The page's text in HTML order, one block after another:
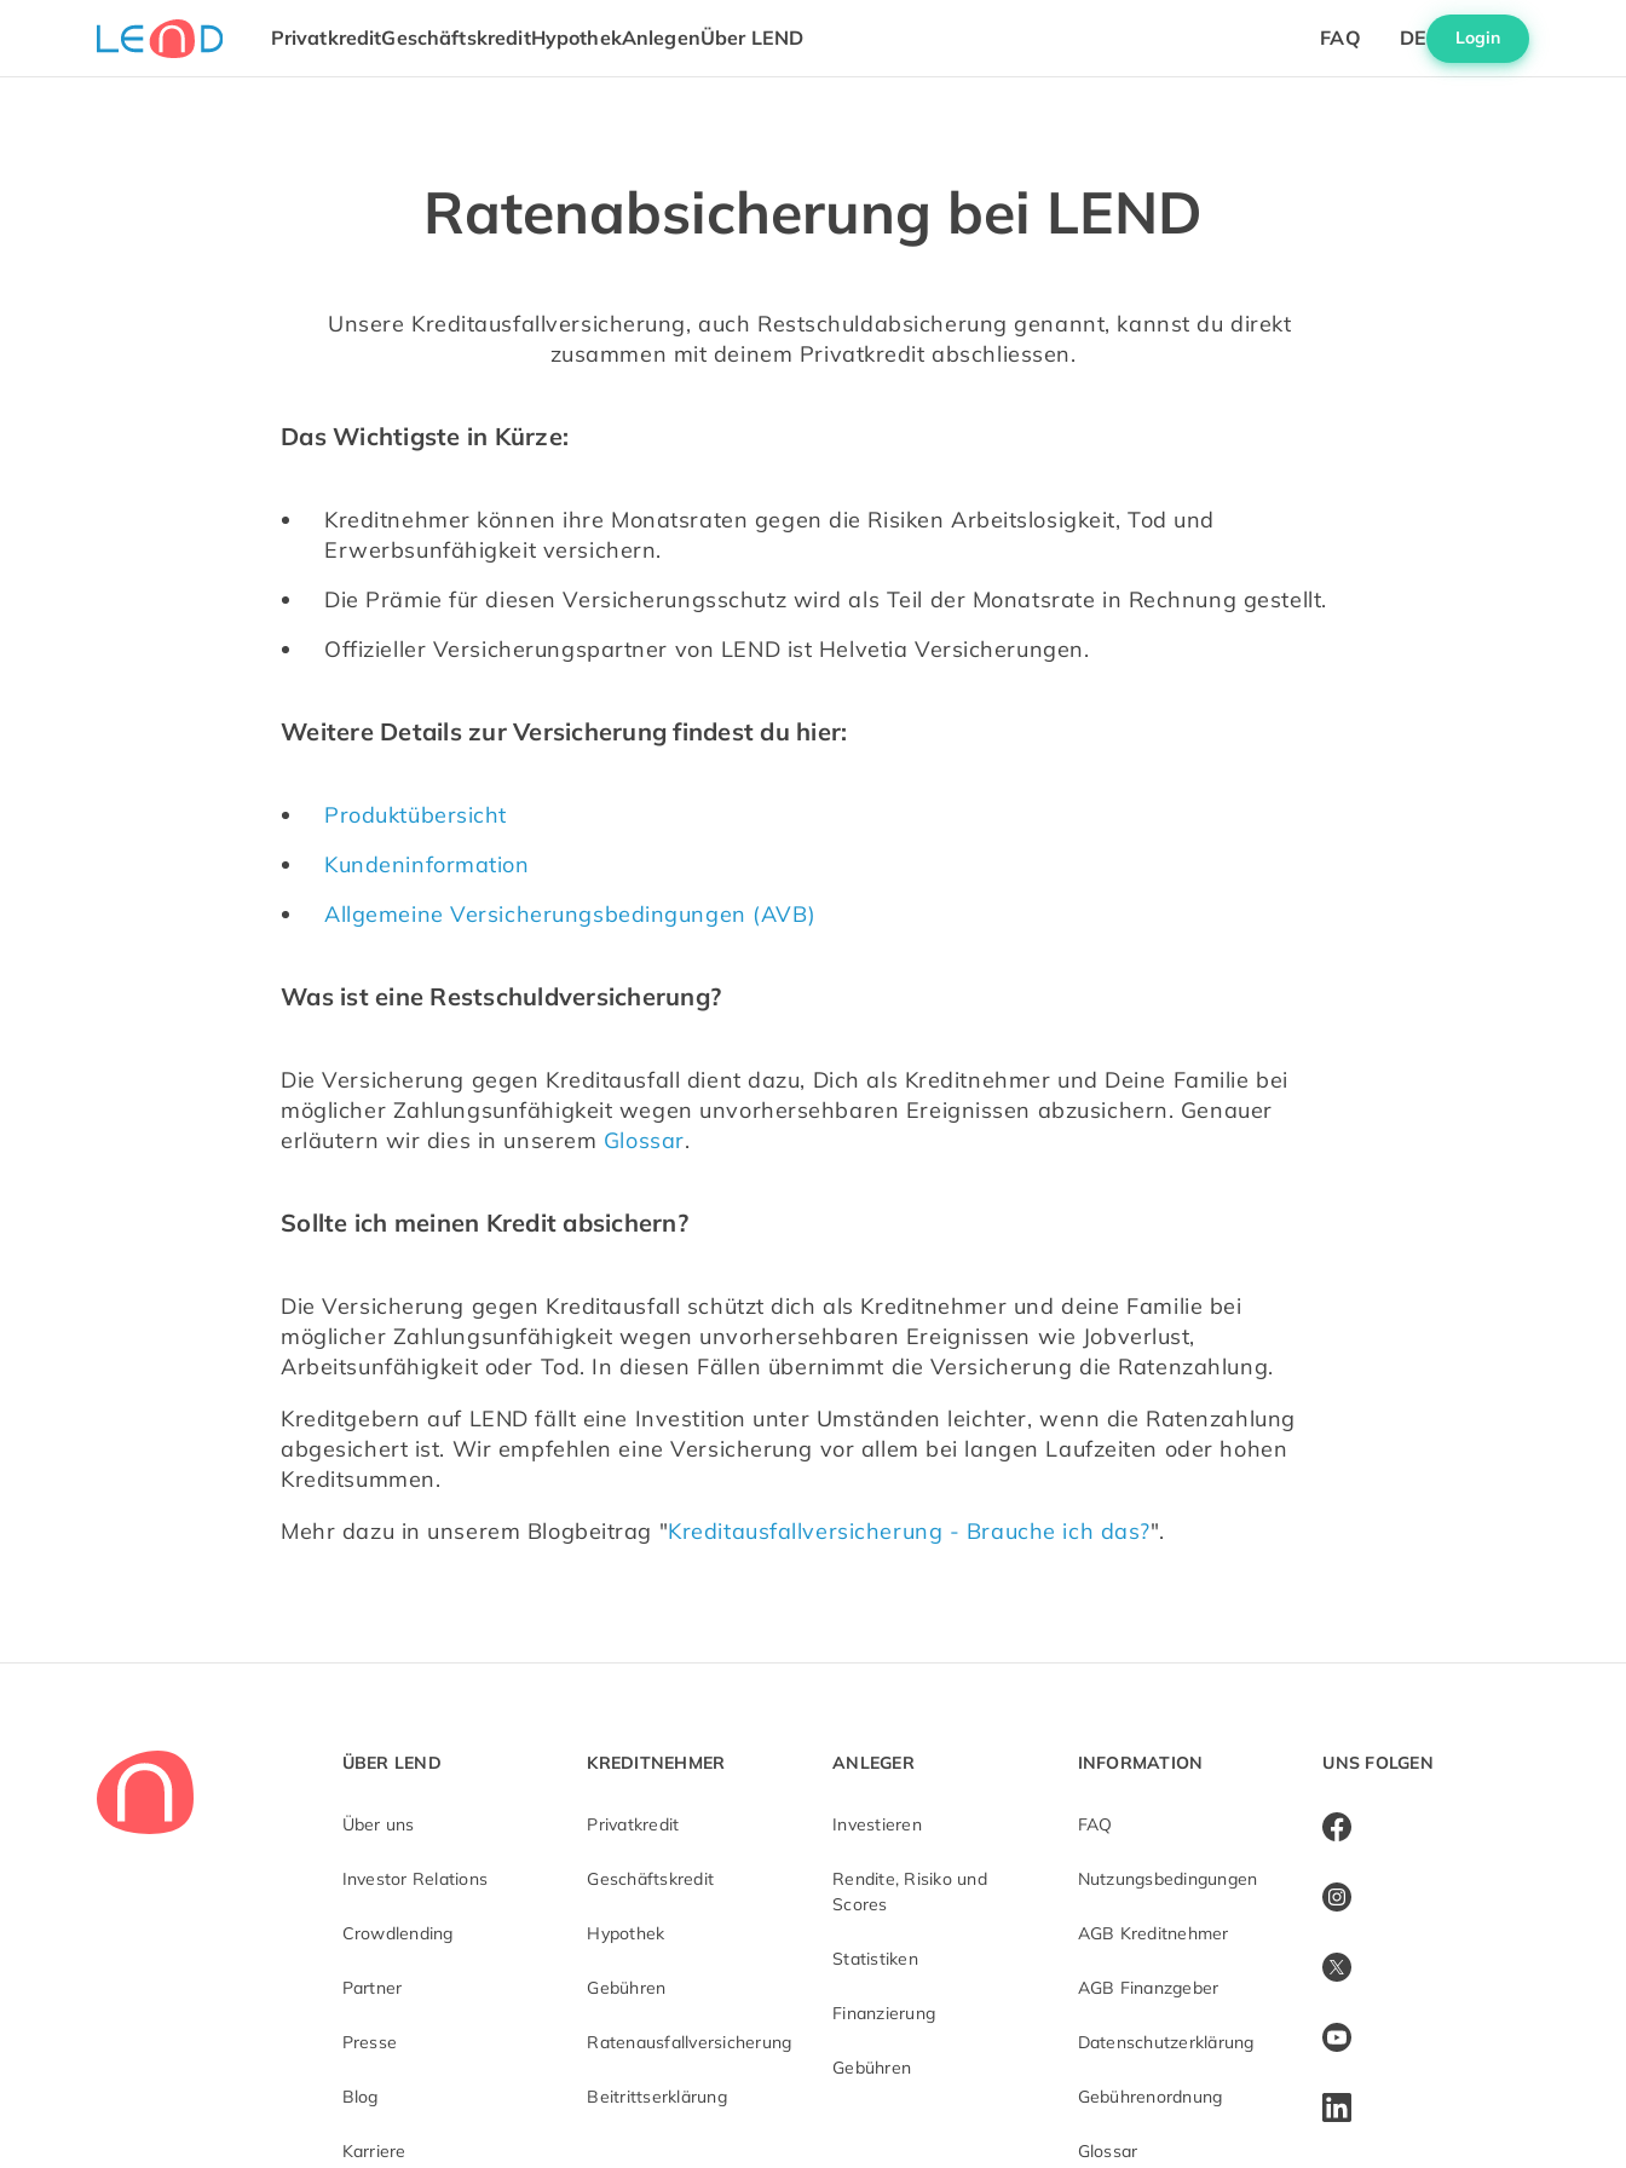
PrivatkreditGeschäftskreditHypothekAnlegenÜber LEND FAQ DE Login
Ratenabsicherung bei LEND
Unsere Kreditausfallversicherung, auch Restschuldabsicherung genannt, kannst du direkt
zusammen mit deinem Privatkredit abschliessen.
Das Wichtigste in Kürze:
Kreditnehmer können ihre Monatsraten gegen die Risiken Arbeitslosigkeit, Tod und
Erwerbsunfähigkeit versichern.
Die Prämie für diesen Versicherungsschutz wird als Teil der Monatsrate in Rechnung gestellt.
Offizieller Versicherungspartner von LEND ist Helvetia Versicherungen.
Weitere Details zur Versicherung findest du hier:
Produktübersicht
Kundeninformation
Allgemeine Versicherungsbedingungen (AVB)
Was ist eine Restschuldversicherung?
Die Versicherung gegen Kreditausfall dient dazu, Dich als Kreditnehmer und Deine Familie bei
möglicher Zahlungsunfähigkeit wegen unvorhersehbaren Ereignissen abzusichern. Genauer
erläutern wir dies in unserem Glossar.
Sollte ich meinen Kredit absichern?
Die Versicherung gegen Kreditausfall schützt dich als Kreditnehmer und deine Familie bei
möglicher Zahlungsunfähigkeit wegen unvorhersehbaren Ereignissen wie Jobverlust,
Arbeitsunfähigkeit oder Tod. In diesen Fällen übernimmt die Versicherung die Ratenzahlung.
Kreditgebern auf LEND fällt eine Investition unter Umständen leichter, wenn die Ratenzahlung
abgesichert ist. Wir empfehlen eine Versicherung vor allem bei langen Laufzeiten oder hohen
Kreditsummen.
Mehr dazu in unserem Blogbeitrag "Kreditausfallversicherung - Brauche ich das?".
ÜBER LEND
Über uns
Investor Relations
Crowdlending
Partner
Presse
Blog
Karriere
KREDITNEHMER
Privatkredit
Geschäftskredit
Hypothek
Gebühren
Ratenausfallversicherung
Beitrittserklärung
ANLEGER
Investieren
Rendite, Risiko und
Scores
Statistiken
Finanzierung
Gebühren
INFORMATION
FAQ
Nutzungsbedingungen
AGB Kreditnehmer
AGB Finanzgeber
Datenschutzerklärung
Gebührenordnung
Glossar
UNS FOLGEN